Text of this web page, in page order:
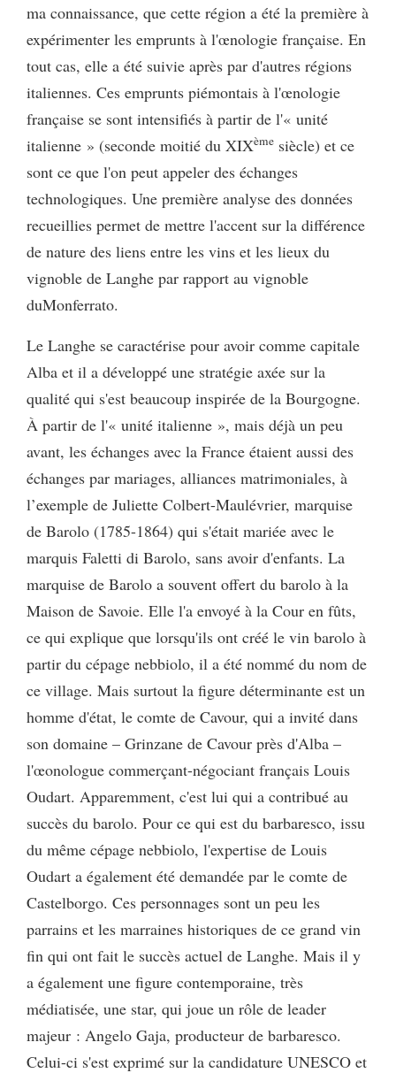
ma connaissance, que cette région a été la première à
expérimenter les emprunts à l'œnologie française. En
tout cas, elle a été suivie après par d'autres régions
italiennes. Ces emprunts piémontais à l'œnologie
française se sont intensifiés à partir de l'« unité
italienne » (seconde moitié du XIXème siècle) et ce
sont ce que l'on peut appeler des échanges
technologiques. Une première analyse des données
recueillies permet de mettre l'accent sur la différence
de nature des liens entre les vins et les lieux du
vignoble de Langhe par rapport au vignoble
duMonferrato.
Le Langhe se caractérise pour avoir comme capitale
Alba et il a développé une stratégie axée sur la
qualité qui s'est beaucoup inspirée de la Bourgogne.
À partir de l'« unité italienne », mais déjà un peu
avant, les échanges avec la France étaient aussi des
échanges par mariages, alliances matrimoniales, à
l’exemple de Juliette Colbert-Maulévrier, marquise
de Barolo (1785-1864) qui s'était mariée avec le
marquis Faletti di Barolo, sans avoir d'enfants. La
marquise de Barolo a souvent offert du barolo à la
Maison de Savoie. Elle l'a envoyé à la Cour en fûts,
ce qui explique que lorsqu'ils ont créé le vin barolo à
partir du cépage nebbiolo, il a été nommé du nom de
ce village. Mais surtout la figure déterminante est un
homme d'état, le comte de Cavour, qui a invité dans
son domaine – Grinzane de Cavour près d'Alba –
l'œonologue commerçant-négociant français Louis
Oudart. Apparemment, c'est lui qui a contribué au
succès du barolo. Pour ce qui est du barbaresco, issu
du même cépage nebbiolo, l'expertise de Louis
Oudart a également été demandée par le comte de
Castelborgo. Ces personnages sont un peu les
parrains et les marraines historiques de ce grand vin
fin qui ont fait le succès actuel de Langhe. Mais il y
a également une figure contemporaine, très
médiatisée, une star, qui joue un rôle de leader
majeur : Angelo Gaja, producteur de barbaresco.
Celui-ci s'est exprimé sur la candidature UNESCO et